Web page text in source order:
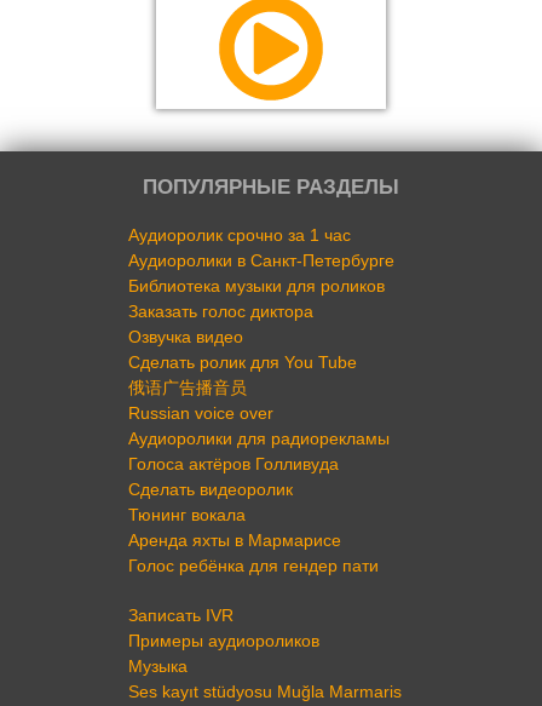
ПОПУЛЯРНЫЕ РАЗДЕЛЫ
Аудиоролик срочно за 1 час
Аудиоролики в Санкт-Петербурге
Библиотека музыки для роликов
Заказать голос диктора
Озвучка видео
Сделать ролик для You Tube
俄语广告播音员
Russian voice over
Аудиоролики для радиорекламы
Голоса актёров Голливуда
Сделать видеоролик
Тюнинг вокала
Аренда яхты в Мармарисе
Голос ребёнка для гендер пати
Записать IVR
Примеры аудиороликов
Музыка
Ses kayıt stüdyosu Muğla Marmaris